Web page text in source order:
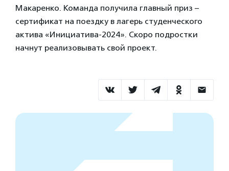
Макаренко. Команда получила главный приз –
сертификат на поездку в лагерь студенческого
актива «Инициатива-2024». Скоро подростки
начнут реализовывать свой проект.